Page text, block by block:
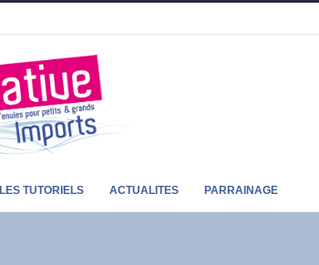
LES TUTORIELS ACTUALITES PARRAINAGE